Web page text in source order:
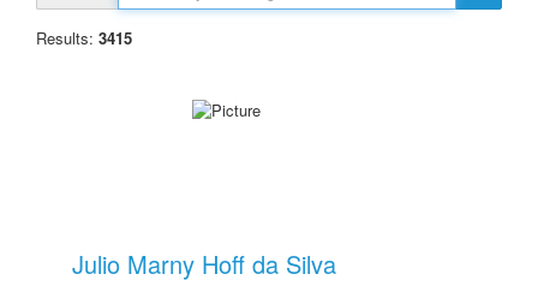
Results: 3415
Julio Marny Hoff da Silva